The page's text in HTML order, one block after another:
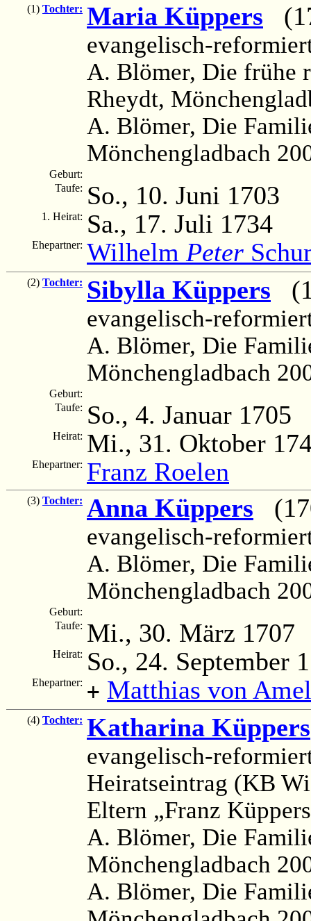
(1) Tochter: Maria Küppers
evangelisch-
A. Blömer, Die frühe
Rheydt,
A. Blömer, Die
Mönchengladbach
Geburt:
Taufe: So., 10. Juni 1703
1. Heirat: Sa., 17. Juli 1734
Ehepartner: Wilhelm Peter
(2) Tochter: Sibylla Küppers
evangelisch-
A. Blömer, Die
Mönchengladbach
Geburt:
Taufe: So., 4. Januar 1705
Heirat: Mi., 31. Oktober
Ehepartner: Franz Roelen
(3) Tochter: Anna Küppers
evangelisch-
A. Blömer, Die
Mönchengladbach
Geburt:
Taufe: Mi., 30. März 1707
Heirat: So., 24. September
Ehepartner: + Matthias von
(4) Tochter: Katharina Küppers
evangelisch-
Heiratseintrag (KB
Eltern „Franz
A. Blömer, Die
Mönchengladbach
A. Blömer, Die